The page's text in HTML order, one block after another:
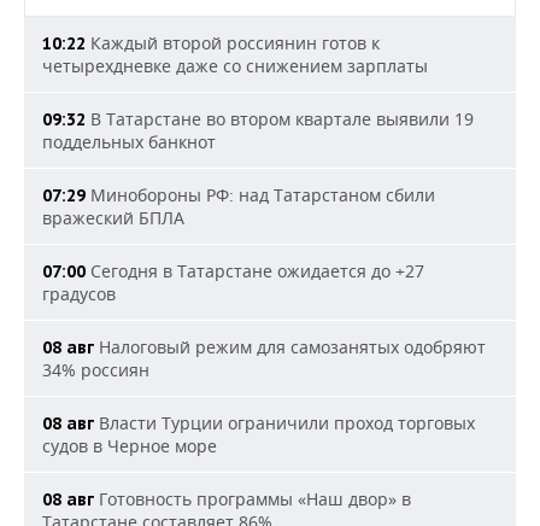
10:22 Каждый второй россиянин готов к
четырехдневке даже со снижением зарплаты
09:32 В Татарстане во втором квартале выявили 19
поддельных банкнот
07:29 Минобороны РФ: над Татарстаном сбили
вражеский БПЛА
07:00 Сегодня в Татарстане ожидается до +27
градусов
08 авг Налоговый режим для самозанятых одобряют
34% россиян
08 авг Власти Турции ограничили проход торговых
судов в Черное море
08 авг Готовность программы «Наш двор» в